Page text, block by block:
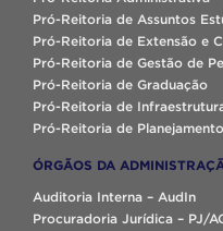
Pró-Reitoria de Assuntos
Pró-Reitoria de Extensão e
Pró-Reitoria de Gestão de
Pró-Reitoria de Graduação
Pró-Reitoria de
Pró-Reitoria de
ÓRGÃOS DA
Auditoria Interna – AudIn
Procuradoria Jurídica – PJ/